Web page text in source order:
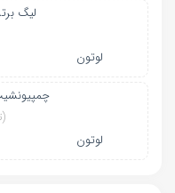
لیگ
لوتون
لوتون